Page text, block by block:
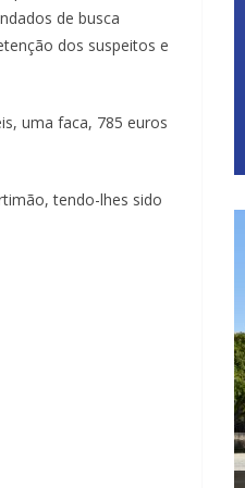
de busca
dos suspeitos e
uma faca, 785 euros
tendo-lhes sido